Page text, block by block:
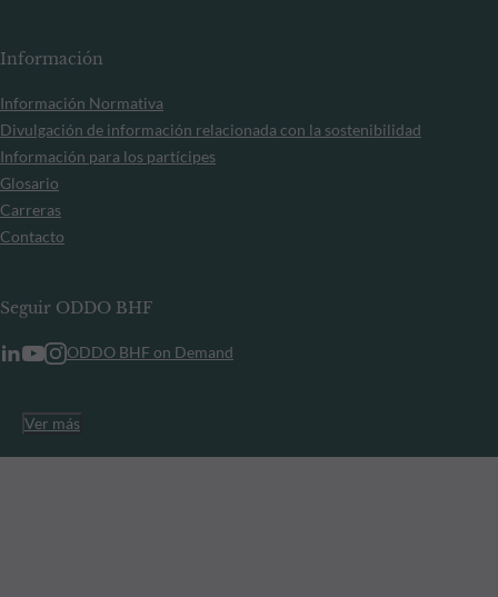
Información
Información Normativa
Divulgación de información relacionada con la sostenibilidad
Información para los partícipes
Glosario
Carreras
Contacto
Seguir ODDO BHF
ODDO BHF on Demand
Ver más